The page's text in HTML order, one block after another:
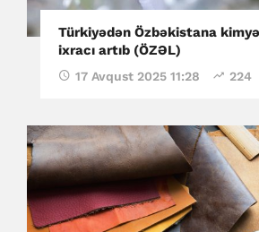
Türkiyədən Özbəkistana
ixracı artıb (ÖZƏL)
17 Avqust 2025 11:28 224